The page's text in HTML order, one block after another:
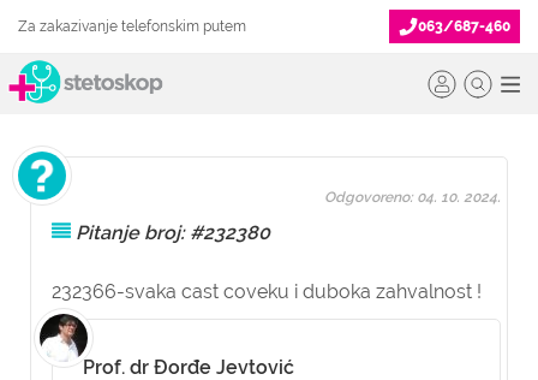
Za zakazivanje telefonskim putem 063/687-460
Pitanje broj: #232380
232366-svaka cast coveku i duboka zahvalnost !
Odgovoreno: 04. 10. 2024.
Prof. dr Đorđe Jevtović